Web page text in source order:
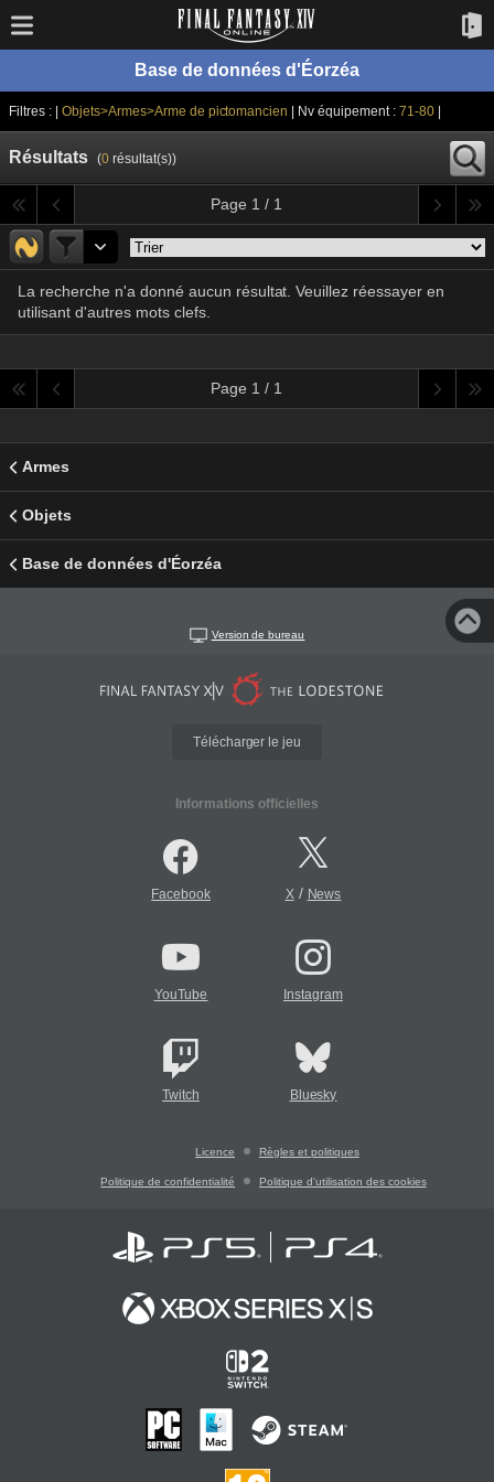
Base de données d'Éorzéa
Filtres : | Objets>Armes>Arme de pictomancien | Nv équipement :71-80
Résultats (0résultat(s))
Page 1 / 1
La recherche n'a donné aucun résultat. Veuillez réessayer en
utilisant d'autres mots clefs.
Page 1 / 1
Armes
Objets
Base de données d'Éorzéa
Version de bureau
Télécharger le jeu
Informations officielles
Facebook X/ News
YouTube Instagram
Twitch Bluesky
Licence Règles et politiques
Politique de confidentialité Politique d'utilisation des cookies